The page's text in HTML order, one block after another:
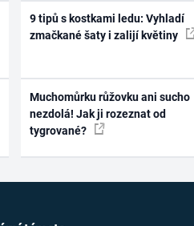
9 tipů s kostkami ledu: Vyhladí
zmačkané šaty i zalijí květiny
Muchomůrku růžovku ani sucho
nezdolá! Jak ji rozeznat od
tygrované?